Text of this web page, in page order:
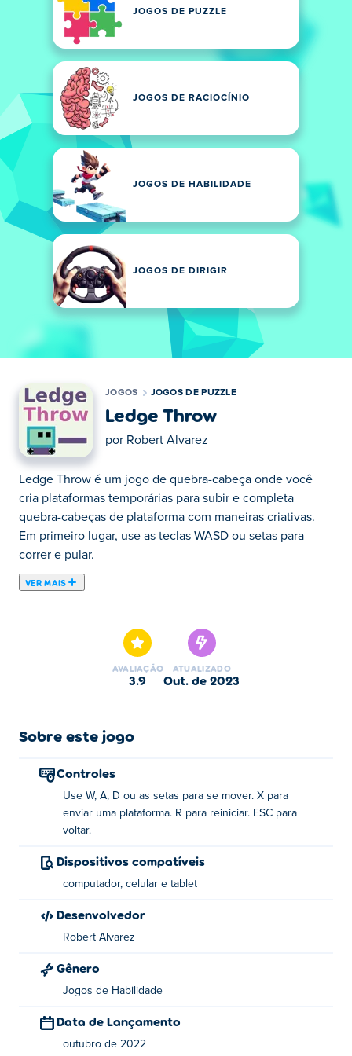
JOGOS DE PUZZLE
JOGOS DE RACIOCÍNIO
JOGOS DE HABILIDADE
JOGOS DE DIRIGIR
JOGOS JOGOS DE PUZZLE
Ledge Throw
por Robert Alvarez
Ledge Throw é um jogo de quebra-cabeça onde você
cria plataformas temporárias para subir e completa
quebra-cabeças de plataforma com maneiras criativas.
Em primeiro lugar, use as teclas WASD ou setas para
correr e pular.
VER MAIS
quebra-cabeças de plataforma com maneiras criativas.
Em primeiro lugar, use as teclas WASD ou setas para
correr e pular. Pressionar X lançará uma plataforma
anteriormente - mesmo que você esteja atualmente nela!
antes de entrar em perigo. E não se preocupe se você
ficar preso - você sempre pode usar uma dica para
mostrar a ordem dos movimentos. Existem 24 níveis
divertidos e quebra-cabeças inteligentemente projetados
Como jogar Ledge Throw?
Mover - WAD ou teclas de seta
Plataforma de envio - X
Redefinir - R
Voltar - ESC
Quem criou o Ledge Throw?
AVALIAÇÃO
3.9
ATUALIZADO
out. de 2023
Sobre este jogo
Controles
Use W, A, D ou as setas para se mover. X para
enviar uma plataforma. R para reiniciar. ESC para
voltar.
Dispositivos compatíveis
computador, celular e tablet
Desenvolvedor
Robert Alvarez
Gênero
Jogos de Habilidade
Data de Lançamento
outubro de 2022